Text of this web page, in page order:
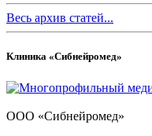
Весь архив статей...
Клиника «Сибнейромед»
ООО «Сибнейромед»